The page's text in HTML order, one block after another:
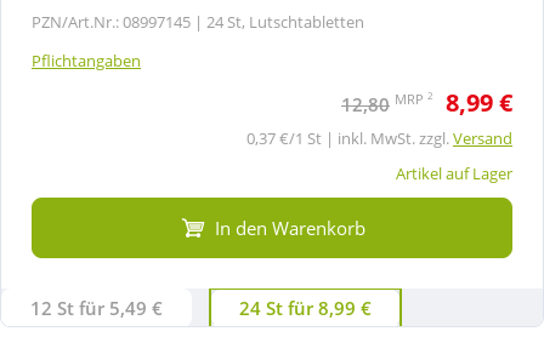
PZN/Art.Nr.: 08997145 | 24 St, Lutschtabletten
Pflichtangaben
12,80 MRP 2 8,99 €
0,37 €/1 St | inkl. MwSt. zzgl.Versand
Artikel auf Lager
In den Warenkorb
12 St für 5,49 € 24 St für 8,99 €